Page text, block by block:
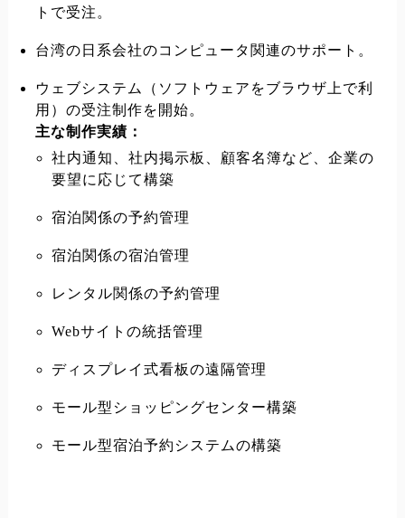
トで受注。
台湾の日系会社のコンピュータ関連のサポート。
ウェブシステム（ソフトウェアをブラウザ上で利
用）の受注制作を開始。
主な制作実績：
社内通知、社内掲示板、顧客名簿など、企業の
要望に応じて構築
宿泊関係の予約管理
宿泊関係の宿泊管理
レンタル関係の予約管理
Webサイトの統括管理
ディスプレイ式看板の遠隔管理
モール型ショッピングセンター構築
モール型宿泊予約システムの構築